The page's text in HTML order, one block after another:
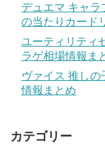
デュエマ キャラ
の当たりカード
ユーティリティ
ラゲ相場情報ま
ヴァイス 推し
情報まとめ
カテゴリー